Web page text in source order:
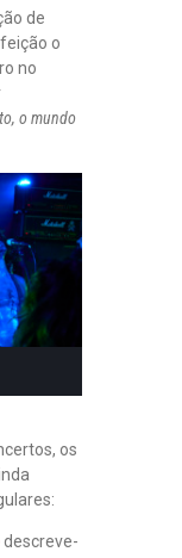
de
o
no
o mundo
os
descreve-